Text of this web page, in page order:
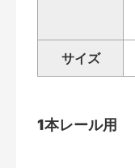
サイズ
1本レール用